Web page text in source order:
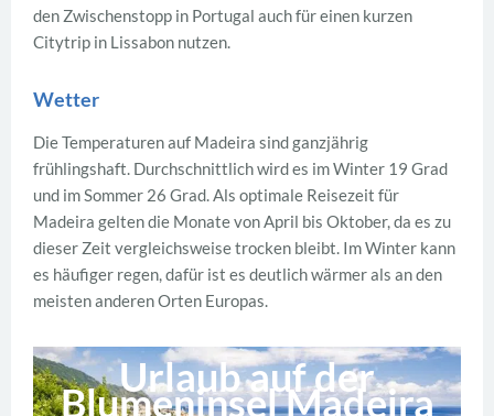
den Zwischenstopp in Portugal auch für einen kurzen
Citytrip in Lissabon nutzen.
Wetter
Die Temperaturen auf Madeira sind ganzjährig
frühlingshaft. Durchschnittlich wird es im Winter 19 Grad
und im Sommer 26 Grad. Als optimale Reisezeit für
Madeira gelten die Monate von April bis Oktober, da es zu
dieser Zeit vergleichsweise trocken bleibt. Im Winter kann
es häufiger regen, dafür ist es deutlich wärmer als an den
meisten anderen Orten Europas.
Urlaub auf der
Blumeninsel Madeira